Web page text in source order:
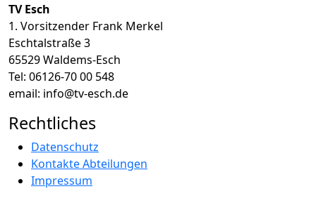
TV Esch
1. Vorsitzender Frank Merkel
Eschtalstraße 3
65529 Waldems-Esch
Tel: 06126-70 00 548
email: info@tv-esch.de
Rechtliches
Datenschutz
Kontakte Abteilungen
Impressum